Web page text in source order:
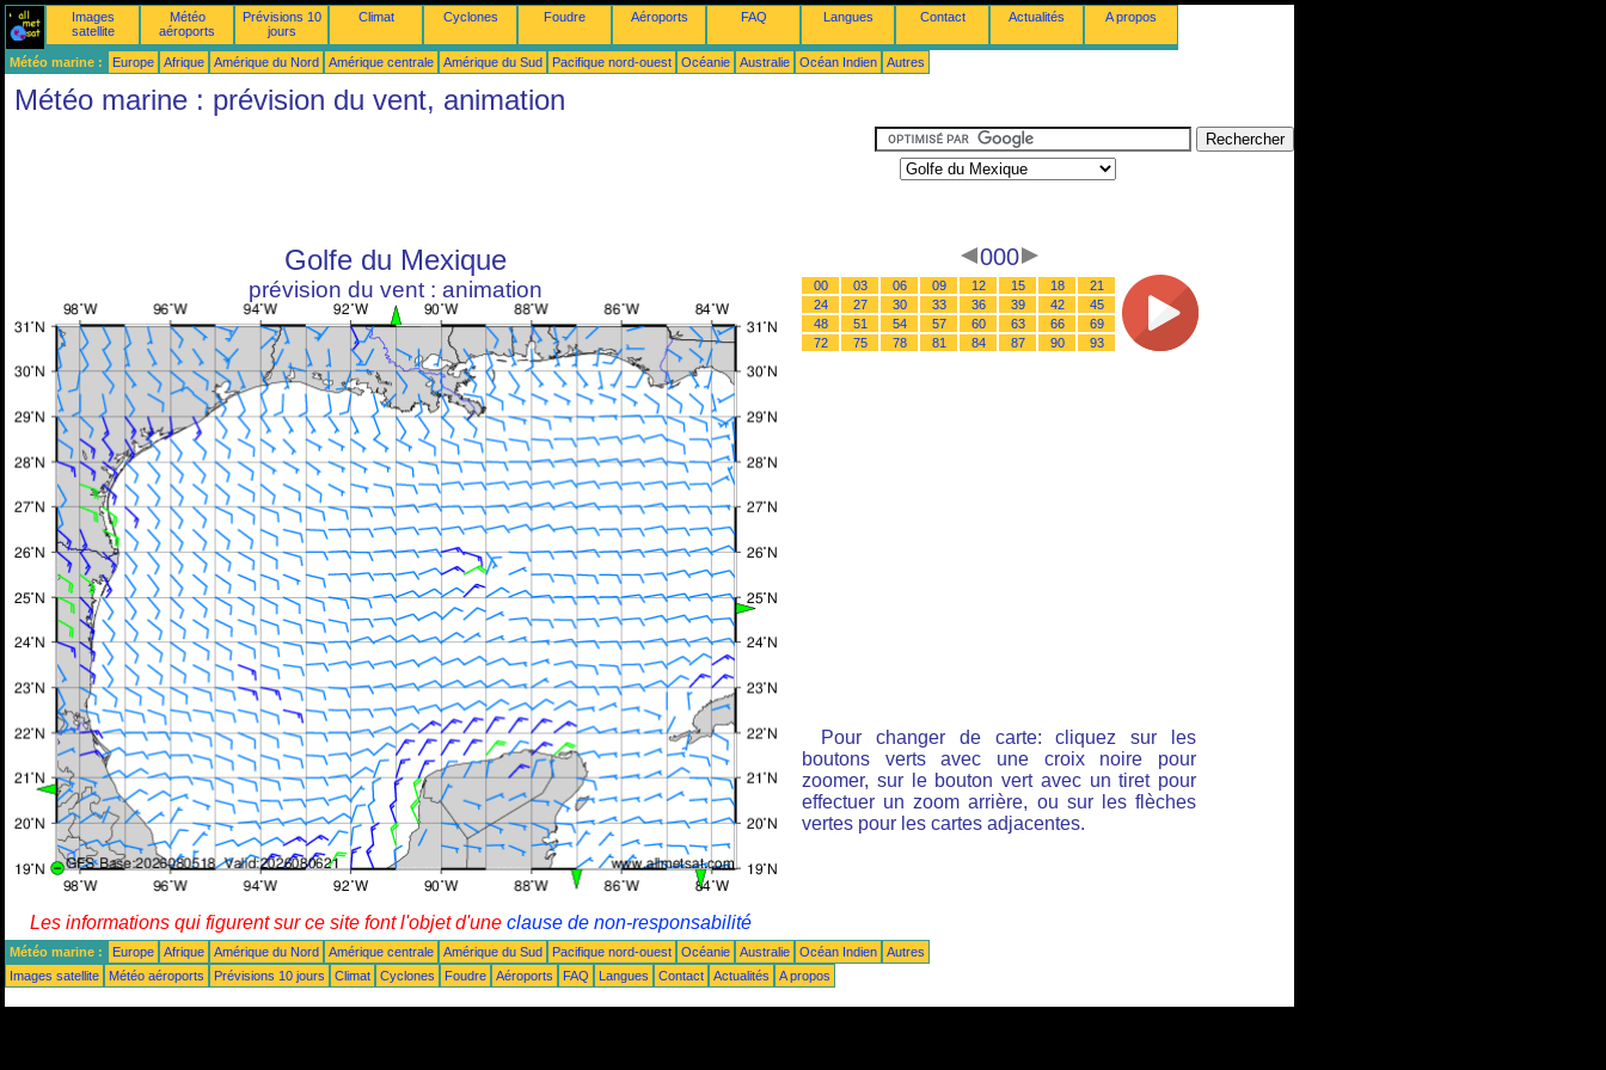
Images
satellite
Météo
aéroports
Prévisions 10
jours
Climat Cyclones Foudre Aéroports FAQ Langues Contact Actualités A propos
Météo marine : Europe Afrique Amérique du Nord Amérique centrale Amérique du Sud Pacifique nord-ouest Océanie Australie Océan Indien Autres
Météo marine : prévision du vent, animation
Golfe du Mexique
prévision du vent : animation
000
00 03 06 09 12 15 18
21
24
27 30 33 36 39 42
45
48
51 54 57 60 63 66
69
72
75 78 81 84 87 90 93
Pour changer de carte: cliquez sur les
boutons verts avec une croix noire pour
zoomer, sur le bouton vert avec un tiret pour
effectuer un zoom arrière, ou sur les flèches
vertes pour les cartes adjacentes.
Les informations qui figurent sur ce site font l'objet d'une clause de non-responsabilité
Météo marine : Europe Afrique Amérique du Nord Amérique centrale Amérique du Sud Pacifique nord-ouest Océanie Australie Océan Indien
Autres
Images satellite
Météo aéroports Prévisions 10 jours Climat Cyclones Foudre Aéroports FAQ Langues Contact Actualités A propos